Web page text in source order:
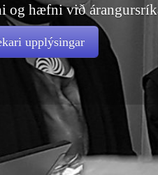
vinnumiðlun